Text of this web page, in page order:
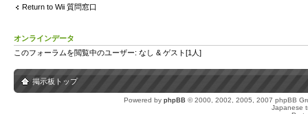
Return to Wii 質問窓口
オンラインデータ
このフォーラムを閲覧中のユーザー: なし & ゲスト[1人]
掲示板トップ
Powered by phpBB © 2000, 2002, 2005, 2007 phpBB
Japanese